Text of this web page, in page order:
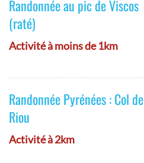
Randonnée au pic de Viscos
(raté)
Activité à moins de 1km
Randonnée Pyrénées : Col de
Riou
Activité à 2km